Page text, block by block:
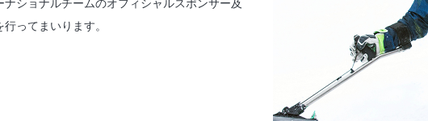
ショナルチームのオフィシャルスポンサー及
ってまいります。